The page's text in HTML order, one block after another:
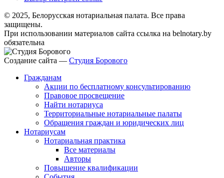
© 2025, Белорусская нотариальная палата. Все права
защищены.
При использовании материалов сайта ссылка на belnotary.by
обязательна
Создание сайта — Студия Борового
Гражданам
Акции по бесплатному консультированию
Правовое просвещение
Найти нотариуса
Территориальные нотариальные палаты
Обращения граждан и юридических лиц
Нотариусам
Нотариальная практика
Все материалы
Авторы
Повышение квалификации